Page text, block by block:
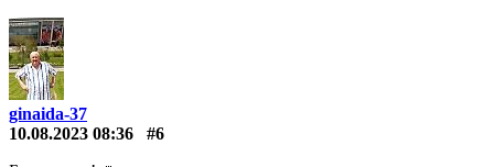
ginaida-37
10.08.2023 08:36
#6